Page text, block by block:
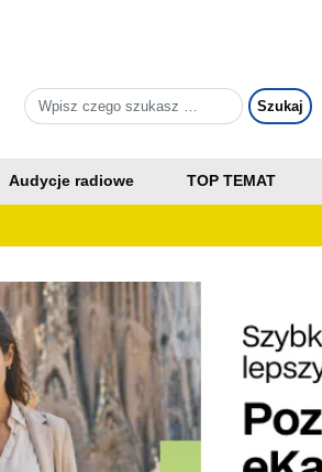
Audycje radiowe TOP TEMAT